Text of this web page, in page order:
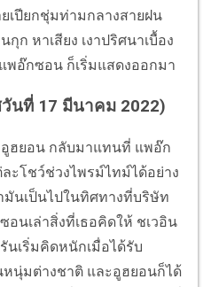
เปียกชุ่มท่ามกลางสายฝน
ก หาเสียง เงาปริศนาเบื้อง
อ๊กซอน ก็เริ่มแสดงออกมา
นที่ 17 มีนาคม 2022)
ฮยอน กลับมาแทนที่ แพอ๊ก
ะโชว์ช่วงไพรม์ไทม์ได้อย่าง
นเป็นไปในทิศทางที่บริษัท
นเล่าสิ่งที่เธอคิดให้ ชเวอิน
นเริ่มคิดหนักเมื่อได้รับ
หนุ่มต่างชาติ และอูฮยอนก็ได้